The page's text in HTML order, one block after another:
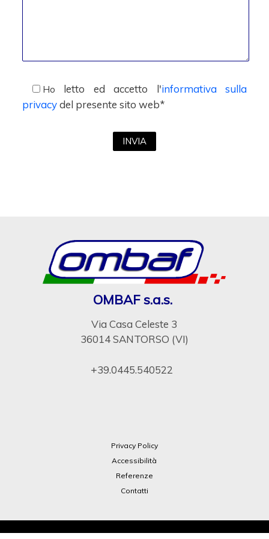
Ho letto ed accetto l'informativa sulla
privacydel presente sito web*
OMBAF s.a.s.
Via Casa Celeste 3
36014 SANTORSO (VI)
+39.0445.540522
Privacy Policy
Accessibilità
Referenze
Contatti